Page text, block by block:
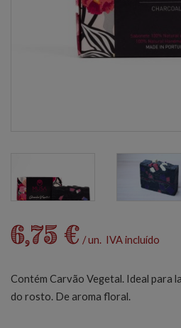
6,75 € / un. IVA incluído
Contém Carvão Vegetal. Ideal para
do rosto. De aroma floral.